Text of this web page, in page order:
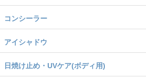
コンシーラー
アイシャドウ
日焼け止め・UVケア(ボディ用)